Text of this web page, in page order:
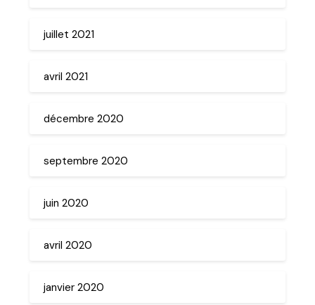
juillet 2021
avril 2021
décembre 2020
septembre 2020
juin 2020
avril 2020
janvier 2020